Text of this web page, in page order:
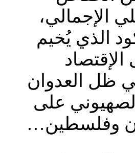
الإجمالي،
الذي يُخيم
ظل العدوان
على
وفلسطين…